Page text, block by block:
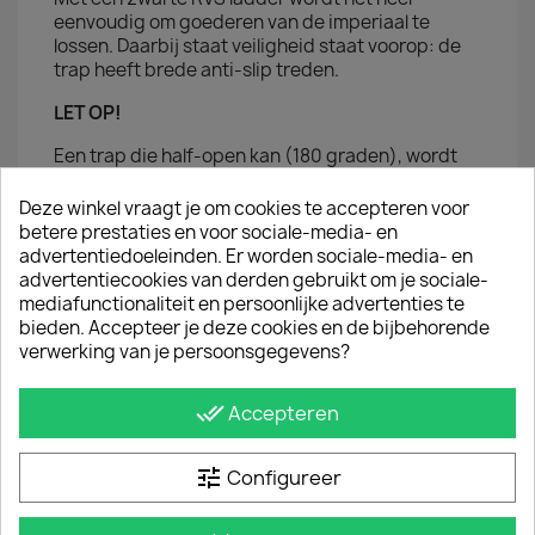
eenvoudig om goederen van de imperiaal te
lossen. Daarbij staat veiligheid staat voorop: de
trap heeft brede anti-slip treden.
LET OP!
Een trap die half-open kan (180 graden), wordt
Te combineren met dealu imperiaal lijnvan Q-Top
producten.
JE BENT MISSCHIEN OOK GEÏNTERESSEERD IN
Deze winkel vraagt je om cookies te accepteren voor
betere prestaties en voor sociale-media- en
advertentiedoeleinden. Er worden sociale-media- en
advertentiecookies van derden gebruikt om je sociale-
mediafunctionaliteit en persoonlijke advertenties te
bieden. Accepteer je deze cookies en de bijbehorende
verwerking van je persoonsgegevens?
done_allAccepteren
tune Configureer